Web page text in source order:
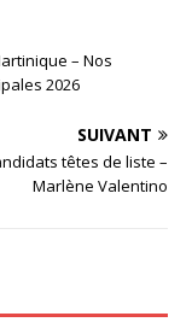
– Nos
2026
SUIVANT
têtes de liste –
Marlène Valentino